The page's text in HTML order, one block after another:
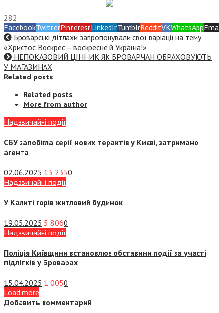
282
FacebookTwitterPinterestLinkedInTumblrRedditVKWhatsApp
Броварські дітлахи запропонували свої варіації на тему
«Христос Воскрес – воскресне й Україна!»
НЕПОКАЗОВИЙ ЦІННИК ЯК БРОВАРЧАН ОБРАХОВУЮТЬ
У МАГАЗИНАХ
Related posts
Related posts
More from author
Надзвичайні події
СБУ запобігла серії нових терактів у Києві, затримано
агента
02.06.2025 13 2350
Надзвичайні події
У Калиті горів житловий будинок
19.05.2025 5 8060
Надзвичайні події
Поліція Київщини встановлює обставини події за участі
підлітків у Броварах
15.04.2025 1 0050
Load more
Добавить комментарий